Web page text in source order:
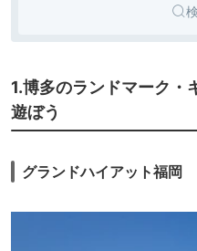
FUKUOKA
12.ホテルモントレ
ラ・スール福岡
13.
14.
テル
1.博多のランドマーク・
遊ぼう
グランドハイアット福岡